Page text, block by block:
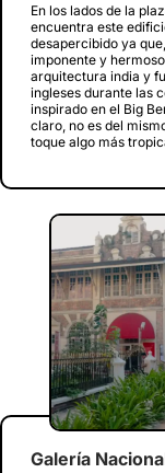
En los lados de la
encuentra este
desapercibido ya
imponente y
arquitectura india y
ingleses durante las
inspirado en el Big
claro, no es del
toque algo más
Galería